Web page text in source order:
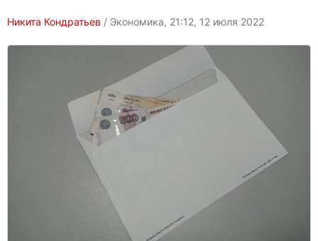
Никита Кондратьев / Экономика, 21:12, 12 июля 2022